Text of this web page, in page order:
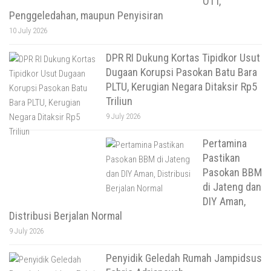
Penggeledahan, maupun Penyisiran
10 July 2026
DPR RI Dukung Kortas Tipidkor Usut
Dugaan Korupsi Pasokan Batu Bara
PLTU, Kerugian Negara Ditaksir Rp5
Triliun
9 July 2026
Pertamina
Pastikan
Pasokan BBM
di Jateng dan
DIY Aman,
Distribusi Berjalan Normal
9 July 2026
Penyidik Geledah Rumah Jampidsus